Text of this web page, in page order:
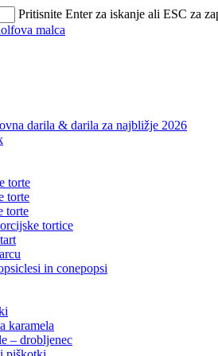
Pritisnite Enter za iskanje ali ESC za
darila & darila za najbližje 2026
torte
torte
torte
tortice
in conepopsi
karamela
– drobljenec